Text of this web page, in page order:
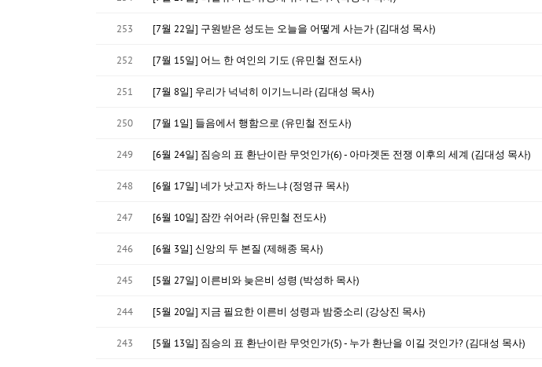
253 [7월 22일] 구원받은 성도는 오늘을 어떻게 사는가 (김대성 목사)
252 [7월 15일] 어느 한 여인의 기도 (유민철 전도사)
251 [7월 8일] 우리가 넉넉히 이기느니라 (김대성 목사)
250 [7월 1일] 들음에서 행함으로 (유민철 전도사)
249 [6월 24일] 짐승의 표 환난이란 무엇인가(6) - 아마겟돈 전쟁 이후의 세계 (김대성 목사)
248 [6월 17일] 네가 낫고자 하느냐 (정영규 목사)
247 [6월 10일] 잠깐 쉬어라 (유민철 전도사)
246 [6월 3일] 신앙의 두 본질 (제해종 목사)
245 [5월 27일] 이른비와 늦은비 성령 (박성하 목사)
244 [5월 20일] 지금 필요한 이른비 성령과 밤중소리 (강상진 목사)
243 [5월 13일] 짐승의 표 환난이란 무엇인가(5) - 누가 환난을 이길 것인가? (김대성 목사)